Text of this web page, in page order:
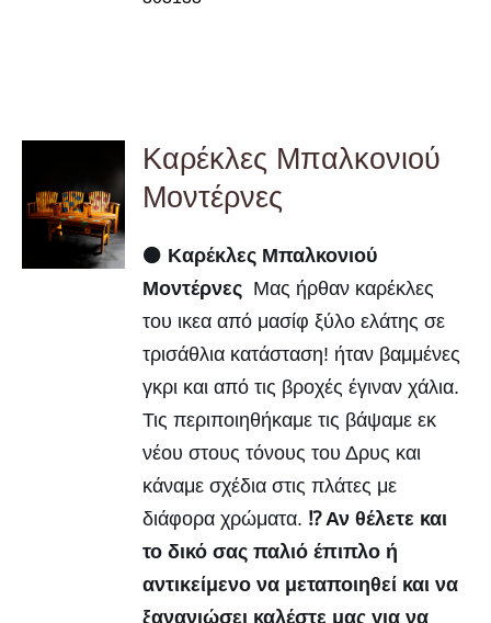
DETAILS
Καρέκλες Μπαλκονιού
Μοντέρνες
⚫ Καρέκλες Μπαλκονιού
Μοντέρνες Μας ήρθαν καρέκλες
του ικεα από μασίφ ξύλο ελάτης σε
τρισάθλια κατάσταση! ήταν βαμμένες
γκρι και από τις βροχές έγιναν χάλια.
Τις περιποιηθήκαμε τις βάψαμε εκ
νέου στους τόνους του Δρυς και
κάναμε σχέδια στις πλάτες με
διάφορα χρώματα. ⁉️ Αν θέλετε και
το δικό σας παλιό έπιπλο ή
αντικείμενο να μεταποιηθεί και να
ξανανιώσει καλέστε μας για να